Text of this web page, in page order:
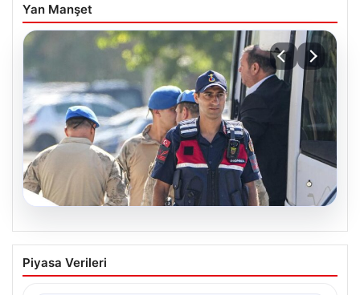
Yan Manşet
Menderes Belediye Başkanı İlkay Çiçek
ve 9 Kişi Tutuklandı
Piyasa Verileri